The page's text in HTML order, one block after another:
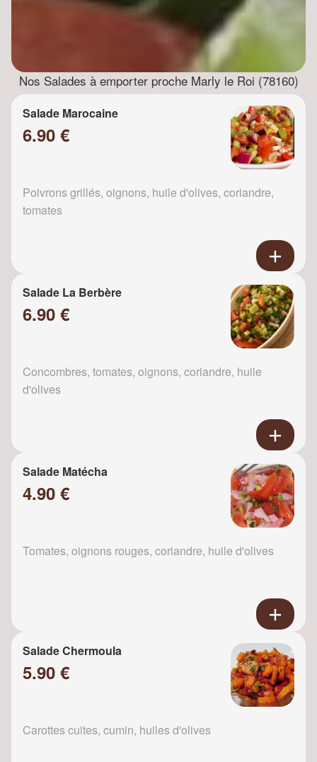
Nos Salades à emporter proche Marly le Roi (78160)
Salade Marocaine
6.90 €
Poivrons grillés, oignons, huile d'olives, coriandre,
tomates
Salade La Berbère
6.90 €
Concombres, tomates, oignons, coriandre, huile
d'olives
Salade Matécha
4.90 €
Tomates, oignons rouges, coriandre, huile d'olives
Salade Chermoula
5.90 €
Carottes cuites, cumin, huiles d'olives